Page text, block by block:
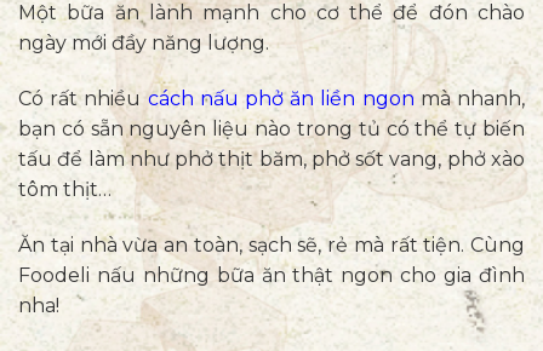
Một bữa ăn lành mạnh cho cơ thể để đón chào
ngày mới đầy năng lượng.
Có rất nhiềucách nấu phở ăn liền ngon mà nhanh,
bạn có sẵn nguyên liệu nào trong tủ có thể tự biến
tấu để làm như phở thịt băm, phở sốt vang, phở xào
tôm thịt…
Ăn tại nhà vừa an toàn, sạch sẽ, rẻ mà rất tiện. Cùng
Foodeli nấu những bữa ăn thật ngon cho gia đình
nha!